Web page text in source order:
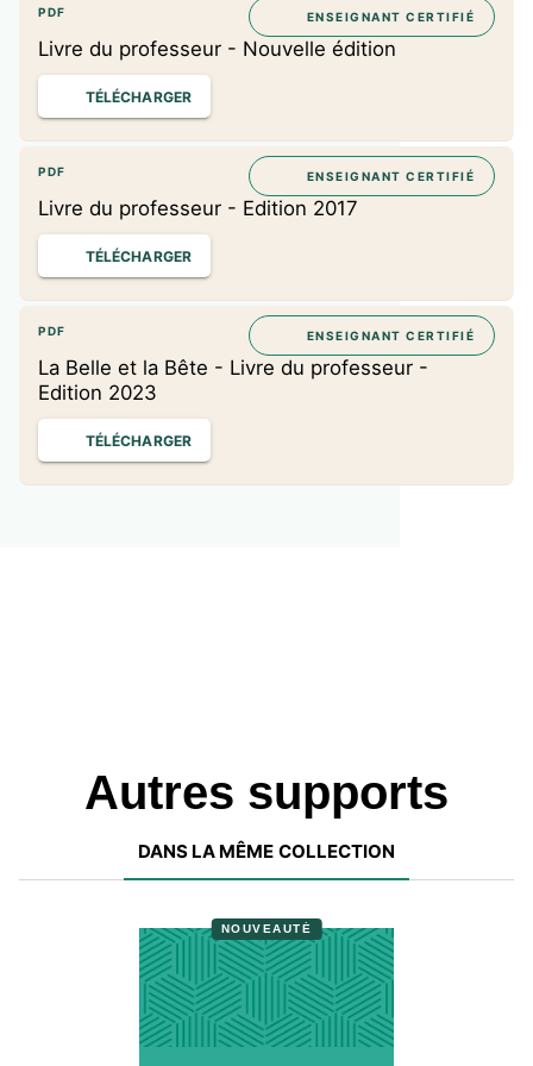
PDF
Livre du professeur - Nouvelle édition
ENSEIGNANT CERTIFIÉ
TÉLÉCHARGER
PDF
Livre du professeur - Edition 2017
ENSEIGNANT CERTIFIÉ
TÉLÉCHARGER
PDF
La Belle et la Bête - Livre du professeur -
Edition 2023
ENSEIGNANT CERTIFIÉ
TÉLÉCHARGER
Autres supports
DANS LA MÊME COLLECTION
NOUVEAUTÉ